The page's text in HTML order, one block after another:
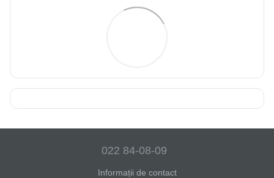
022 84-08-09
Informații de contact